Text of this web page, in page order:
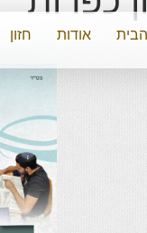
אודות חזון